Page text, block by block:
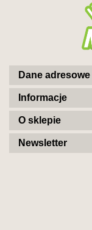
Dane adresowe
Informacje
O sklepie
Newsletter